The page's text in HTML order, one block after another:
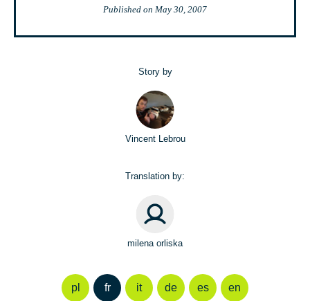
Published on May 30, 2007
Story by
Vincent Lebrou
Translation by:
milena orliska
pl fr it de es en